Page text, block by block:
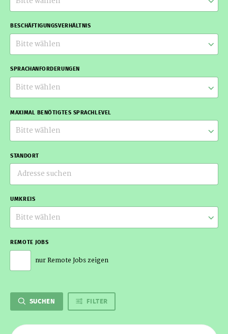
BESCHÄFTIGUNGSVERHÄLTNIS
Bitte wählen
SPRACHANFORDERUNGEN
Bitte wählen
MAXIMAL BENÖTIGTES SPRACHLEVEL
Bitte wählen
STANDORT
UMKREIS
Bitte wählen
REMOTE JOBS
nur Remote Jobs zeigen
SUCHEN FILTER